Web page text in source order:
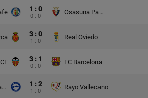
1 : 0
0 : 0
Osasuna Pampeluna
3 : 0
1 : 0
Real Oviedo
3 : 1
0 : 0
FC Barcelona
Deportivo Alaves 1 : 2
1 : 0
Rayo Vallecano